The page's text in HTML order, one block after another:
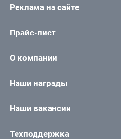
Реклама на сайте
Прайс-лист
О компании
Наши награды
Наши вакансии
Техподдержка